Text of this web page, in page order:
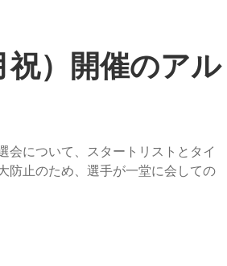
祝）開催のアル
会について、スタートリストとタイ
防止のため、選手が一堂に会しての